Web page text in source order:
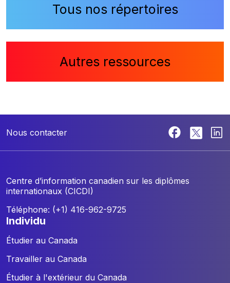
Tous nos répertoires
Autres ressources
Nous contacter
Centre d’information canadien sur les diplômes
internationaux (CICDI)
Téléphone: (+1) 416-962-9725
individu
Étudier au Canada
Travailler au Canada
Étudier à l'extérieur du Canada